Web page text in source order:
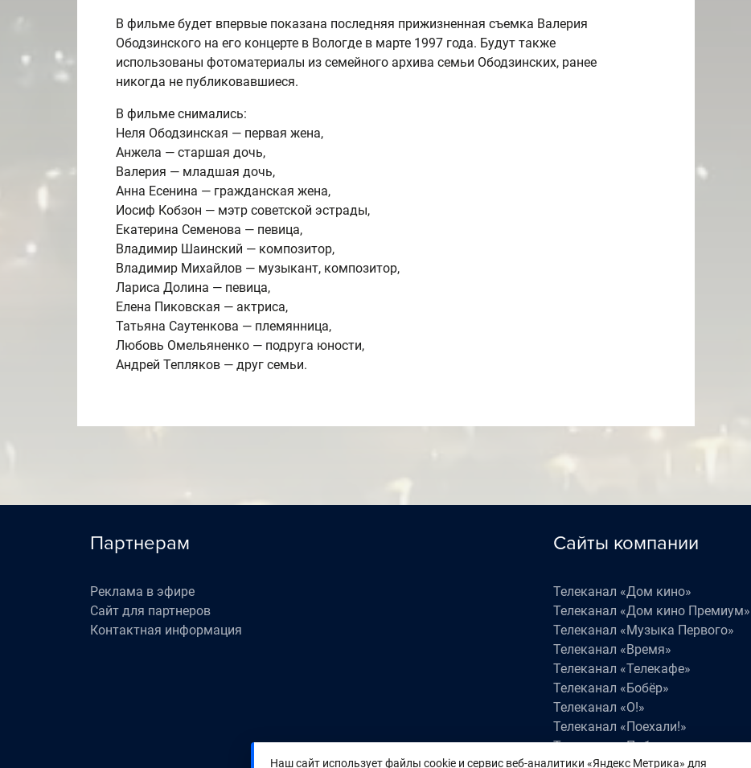
В фильме будет впервые показана последняя прижизненная съемка Валерия
Ободзинского на его концерте в Вологде в марте 1997 года. Будут также
использованы фотоматериалы из семейного архива семьи Ободзинских, ранее
никогда не публиковавшиеся.
В фильме снимались:
Неля Ободзинская — первая жена,
Анжела — старшая дочь,
Валерия — младшая дочь,
Анна Есенина — гражданская жена,
Иосиф Кобзон — мэтр советской эстрады,
Екатерина Семенова — певица,
Владимир Шаинский — композитор,
Владимир Михайлов — музыкант, композитор,
Лариса Долина — певица,
Елена Пиковская — актриса,
Татьяна Саутенкова — племянница,
Любовь Омельяненко — подруга юности,
Андрей Тепляков — друг семьи.
Партнерам
Реклама в эфире
Сайт для партнеров
Контактная информация
Сайты компании
Телеканал «Дом кино»
Телеканал «Дом кино Премиум»
Телеканал «Музыка Первого»
Телеканал «Время»
Телеканал «Телекафе»
Телеканал «Бобёр»
Телеканал «О!»
Телеканал «Поехали!»
Телеканал «Победа»
Наш сайт использует файлы cookie и сервис веб-аналитики «Яндекс Метрика» для